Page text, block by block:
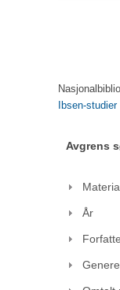
Ibsen-studier
Avgrens
År